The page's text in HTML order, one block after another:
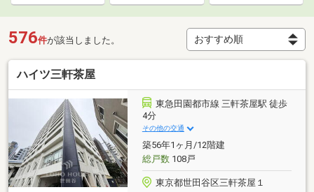
576件が該当しました。
ハイツ三軒茶屋
東急田園都市線 三軒茶屋駅 徒歩
4分
その他の交通
築56年1ヶ月/12階建
総戸数108戸
東京都世田谷区三軒茶屋１